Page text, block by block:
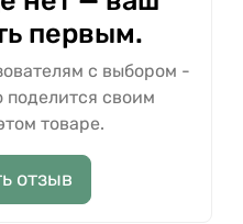
первым.
с выбором -
поделится своим
товаре.
отзыв